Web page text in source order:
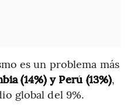
es un problema más
(14%) y Perú (13%),
global del 9%.